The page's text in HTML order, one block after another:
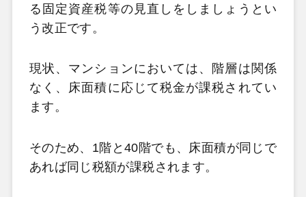
る固定資産税等の見直しをしましょうとい
う改正です。
現状、マンションにおいては、階層は関係
なく、 床面積に応じて税金が課税されてい
ます。
そのため、 1階と40階でも、床面積が同じで
あれば同じ税額が課税されます。